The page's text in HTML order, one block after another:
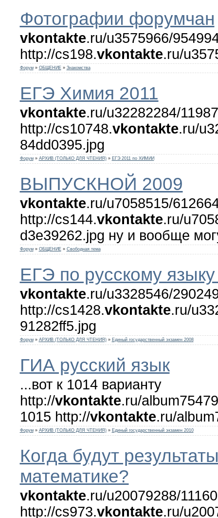
Фотографии форумчан
vkontakte.ru/u3575966/
http://cs198.vkontakte.ru/
Форум » ОБЩЕНИЕ » Знакомства
ЕГЭ Химия 2011
vkontakte.ru/u32282284/
http://cs10748.vkontakte.ru/
84dd0395.jpg
Форум » АРХИВ (ТОЛЬКО ДЛЯ ЧТЕНИЯ) » ЕГЭ 2011 по ХИМИИ
ВЫПУСКНОЙ 2009
vkontakte.ru/u7058515/
http://cs144.vkontakte.ru/
d3e39262.jpg ну и вообще
Форум » ОБЩЕНИЕ » Свободная тема
ЕГЭ по русскому
vkontakte.ru/u3328546/
http://cs1428.vkontakte.ru/
91282ff5.jpg
Форум » АРХИВ (ТОЛЬКО ДЛЯ ЧТЕНИЯ) » Единый государственный экзамен 2008
ГИА русский язык
...вот к 1014 варианту
http://vkontakte.ru/
1015 http://vkontakte.ru/
Форум » АРХИВ (ТОЛЬКО ДЛЯ ЧТЕНИЯ) » Единый государственный экзамен 2010
Когда будут
математике?
vkontakte.ru/u20079288/
http://cs973.vkontakte.ru/